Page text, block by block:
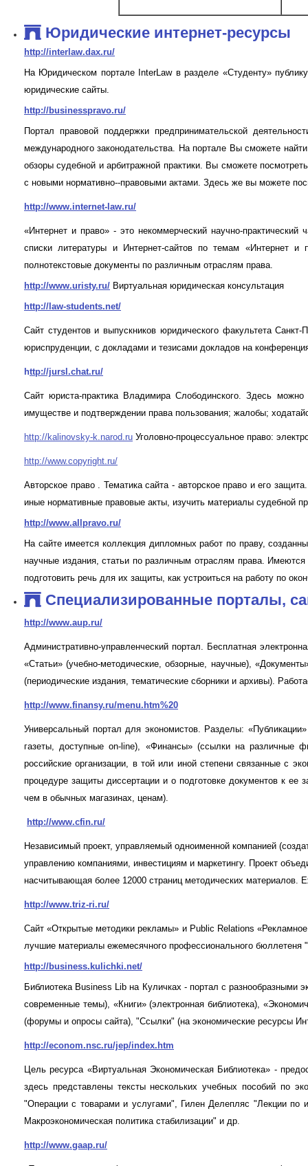
Юридические интернет-ресурсы
http://interlaw.dax.ru/
На Юридическом портале InterLaw в разделе «Студенту»
юридические сайты.
http://businesspravo.ru/
Портал правовой поддержки предпринимательской
международного законодательства. На портале Вы сможете
обзоры судебной и арбитражной практики. Вы сможете
с новыми нормативно--правовыми актами. Здесь же вы можете
http://www.internet-law.ru/
«Интернет и право» - это некоммерческий научно-
списки литературы и Интернет-сайтов по темам «Интернет и
полнотекстовые документы по различным отраслям права.
http://www.uristy.ru/ Виртуальная юридическая консультация
http://law-students.net/
Сайт студентов и выпускников юридического факультета
юриспруденции, с докладами и тезисами докладов на
http://jursl.chat.ru/
Сайт юриста-практика Владимира Слободинского. Здесь
имуществе и подтверждении права пользования; жалобы;
http://kalinovsky-k.narod.ru Уголовно-процессуальное право:
http://www.copyright.ru/
Авторское право . Тематика сайта - авторское право и его
иные нормативные правовые акты, изучить материалы судебной
http://www.allpravo.ru/
На сайте имеется коллекция дипломных работ по праву,
научные издания, статьи по различным отраслям права.
подготовить речь для их защиты, как устроиться на работу по
Специализированные порталы,
http://www.aup.ru/
Административно-управленческий портал. Бесплатная
«Статьи» (учебно-методические, обзорные, научные),
(периодические издания, тематические сборники и архивы).
http://www.finansy.ru/menu.htm%20
Универсальный портал для экономистов. Разделы:
газеты, доступные on-line), «Финансы» (ссылки на различные
российские организации, в той или иной степени связанные с
процедуре защиты диссертации и о подготовке документов к ее
чем в обычных магазинах, ценам).
http://www.cfin.ru/
Независимый проект, управляемый одноименной компанией
управлению компаниями, инвестициям и маркетингу. Проект
насчитывающая более 12000 страниц методических материалов.
http://www.triz-ri.ru/
Сайт «Открытые методики рекламы» и Public Relations
лучшие материалы ежемесячного профессионального бюллетеня
http://business.kulichki.net/
Библиотека Business Lib на Куличках - портал с
современные темы), «Книги» (электронная библиотека),
(форумы и опросы сайта), "Ссылки" (на экономические ресурсы
http://econom.nsc.ru/jep/index.htm
Цель ресурса «Виртуальная Экономическая Библиотека» -
здесь представлены тексты нескольких учебных пособий
"Операции с товарами и услугами", Гилен Делепляс "Лекции по
Макроэкономическая политика стабилизации" и др.
http://www.gaap.ru/